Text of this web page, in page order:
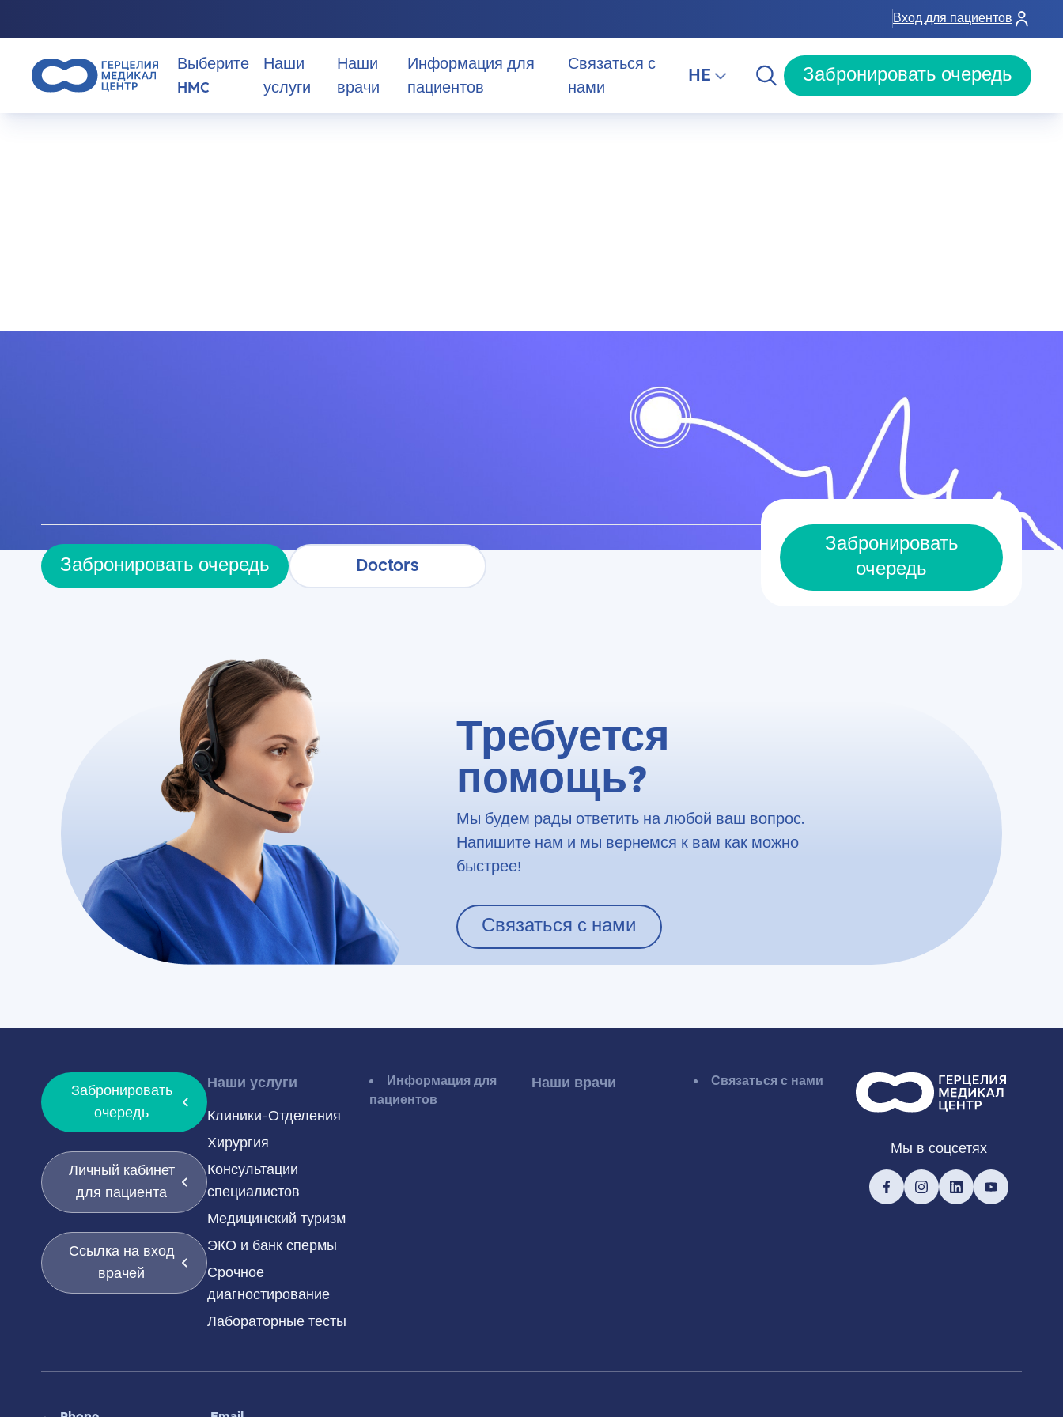
Вход для пациентов
Выберите
HMC
Наши
услуги
Наши
врачи
Информация для
пациентов
Связаться с
нами
HE
HE
Забронировать очередь
Doctors
Забронировать очередь Doctors
Забронировать
очередь
Требуется
помощь?
Мы будем рады ответить на любой ваш вопрос.
Напишите нам и мы вернемся к вам как можно
быстрее!
Связаться с нами
Забронировать
очередь
Личный кабинет
для пациента
Ссылка на вход
врачей
Наши услуги
Клиники-Отделения
Хирургия
Консультации
специалистов
Медицинский туризм
ЭКО и банк спермы
Срочное
диагностирование
Лабораторные тесты
Информация для
пациентов
Наши врачи Связаться с нами
Мы в соцсетях